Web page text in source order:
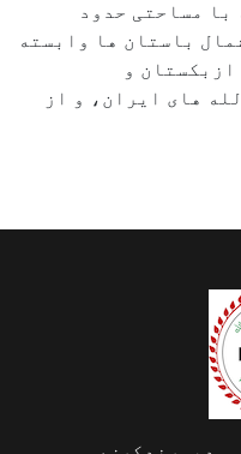
با مساحتی حدود
از شمال باستان ها وابسته
و
های ایران، و از